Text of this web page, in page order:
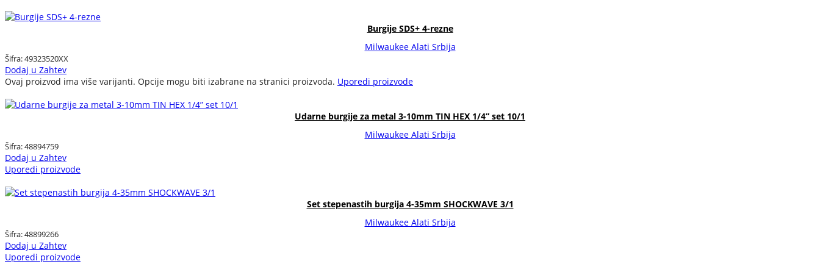
Burgije SDS+ 4-rezne
Milwaukee Alati Srbija
Šifra:49323520XX
Dodaj u Zahtev
Ovaj proizvod ima više varijanti. Opcije mogu biti izabrane na stranici proizvoda. Uporedi proizvode
Udarne burgije za metal 3-10mm TIN HEX 1/4” set 10/1
Milwaukee Alati Srbija
Šifra:48894759
Dodaj u Zahtev
Uporedi proizvode
Set stepenastih burgija 4-35mm SHOCKWAVE 3/1
Milwaukee Alati Srbija
Šifra:48899266
Dodaj u Zahtev
Uporedi proizvode